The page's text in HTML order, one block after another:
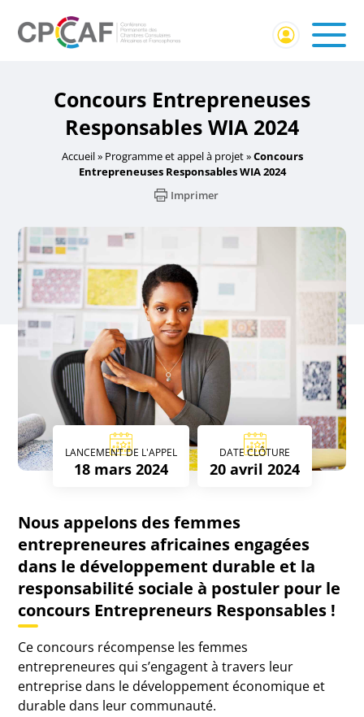
Concours Entrepreneuses
Responsables WIA 2024
Accueil» Programme et appel à projet»Concours
Entrepreneuses Responsables WIA 2024
Imprimer
LANCEMENT DE L'APPEL
18 mars 2024
DATE CLÔTURE
20 avril 2024
Nous appelons des femmes
entrepreneures africaines engagées
dans le développement durable et la
responsabilité sociale à postuler pour le
concours Entrepreneurs Responsables !
Ce concours récompense les femmes
entrepreneures qui s’engagent à travers leur
entreprise dans le développement économique et
durable dans leur communauté.